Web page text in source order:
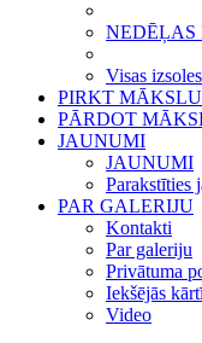
Visas izsoles
PIRKT MĀKSLU
PĀRDOT
JAUNUMI
JAUNUMI
Parakstīties
PAR GALERIJU
Kontakti
Par galeriju
Privātuma
Iekšējās
Video